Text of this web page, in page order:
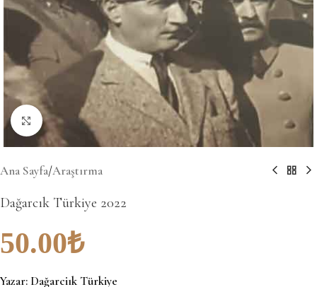
Büyütmek için tıklayın
Ana Sayfa/Araştırma
Dağarcık Türkiye 2022
50.00₺
Yazar: Dağarciık Türkiye